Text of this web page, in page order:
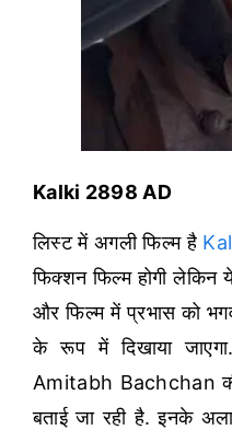
Kalki 2898 AD
लिस्ट में अगली फिल्म है
फिक्शन फिल्म होगी लेकिन
और फिल्म में प्रभास को
के रूप में दिखाया
Amitabh Bachchan की
बताई जा रही है. इनके